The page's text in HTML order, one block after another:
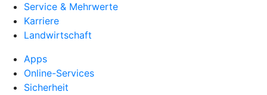
Service & Mehrwerte
Karriere
Landwirtschaft
Apps
Online-Services
Sicherheit